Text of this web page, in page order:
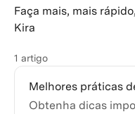
Faça mais, mais
Kira
1 artigo
Melhores práticas
Obtenha dicas